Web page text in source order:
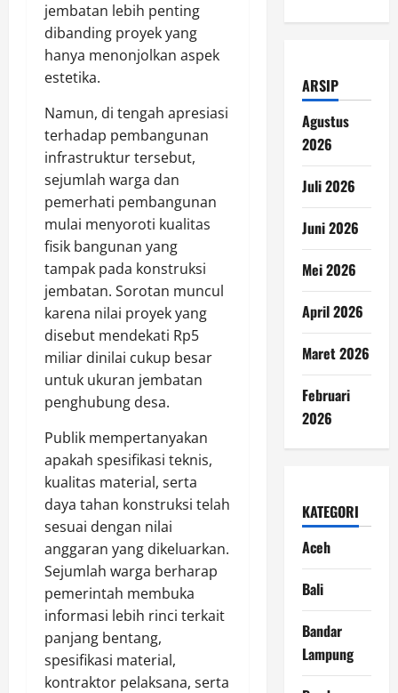
jembatan lebih penting
dibanding proyek yang
hanya menonjolkan aspek
estetika.
Namun, di tengah apresiasi
terhadap pembangunan
infrastruktur tersebut,
sejumlah warga dan
pemerhati pembangunan
mulai menyoroti kualitas
fisik bangunan yang
tampak pada konstruksi
jembatan. Sorotan muncul
karena nilai proyek yang
disebut mendekati Rp5
miliar dinilai cukup besar
untuk ukuran jembatan
penghubung desa.
Publik mempertanyakan
apakah spesifikasi teknis,
kualitas material, serta
daya tahan konstruksi telah
sesuai dengan nilai
anggaran yang dikeluarkan.
Sejumlah warga berharap
pemerintah membuka
informasi lebih rinci terkait
panjang bentang,
spesifikasi material,
kontraktor pelaksana, serta
ARSIP
Agustus
2026
Juli 2026
Juni 2026
Mei 2026
April 2026
Maret 2026
Februari
2026
KATEGORI
Aceh
Bali
Bandar
Lampung